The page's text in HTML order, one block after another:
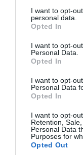
not limited to your
grant or deny
use your data for
consent section.
I want to opt-
personal data.
Opted In
I want to opt-
Personal Data.
Opted In
I want to opt-
Personal Data
Opted In
I want to opt-
Retention,
Personal Data
Purposes for
Opted Out
08.08.2026 | 09:02
«Η απόλυτη
του Αρκά για